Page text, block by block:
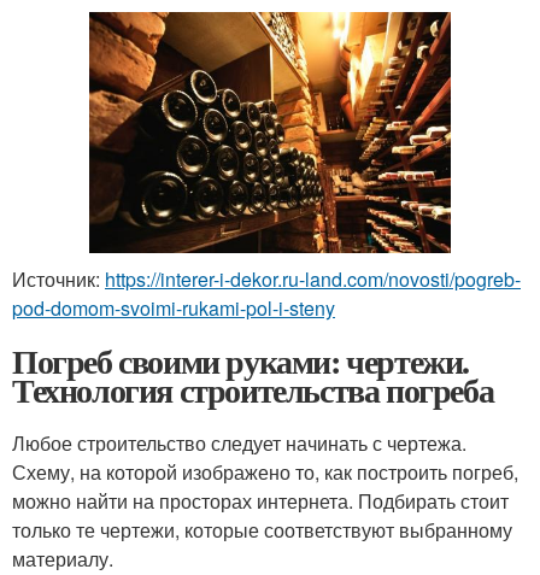
Источник: https://interer-i-dekor.ru-land.com/novosti/pogreb-
pod-domom-svoimi-rukami-pol-i-steny
Погреб своими руками: чертежи.
Технология строительства погреба
Любое строительство следует начинать с чертежа.
Схему, на которой изображено то, как построить погреб,
можно найти на просторах интернета. Подбирать стоит
только те чертежи, которые соответствуют выбранному
материалу.